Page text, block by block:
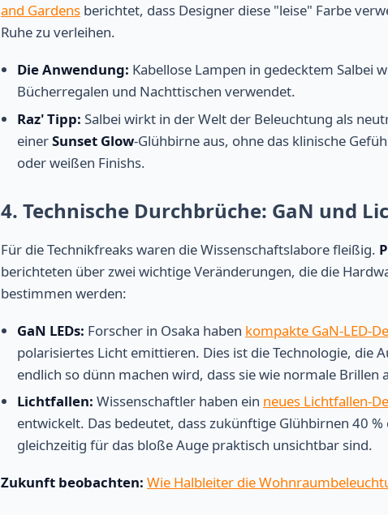
and Gardens berichtet, dass Designer diese "leise" Farbe
Ruhe zu verleihen.
Die Anwendung: Kabellose Lampen in gedecktem Salbei
Bücherregalen und Nachttischen verwendet.
Raz' Tipp: Salbei wirkt in der Welt der Beleuchtung als
einerSunset Glow-Glühbirne aus, ohne das klinische
oder weißen Finishs.
4. Technische Durchbrüche: GaN und
Für die Technikfreaks waren die Wissenschaftslabore fleißig.
berichteten über zwei wichtige Veränderungen, die die
bestimmen werden:
GaN LEDs: Forscher in Osaka haben kompakte GaN-LED-
polarisiertes Licht emittieren. Dies ist die Technologie, die
endlich so dünn machen wird, dass sie wie normale Brillen
Lichtfallen: Wissenschaftler haben ein neues Lichtfallen-
entwickelt. Das bedeutet, dass zukünftige Glühbirnen 40
gleichzeitig für das bloße Auge praktisch unsichtbar sind.
Zukunft beobachten: Wie Halbleiter die